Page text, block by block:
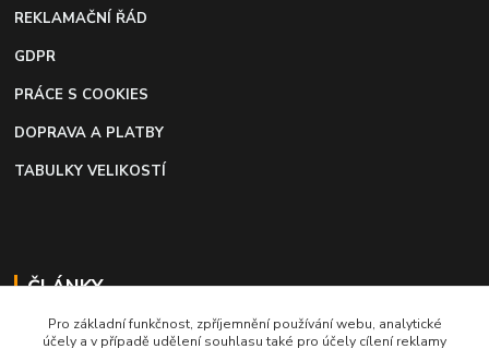
REKLAMAČNÍ ŘÁD
GDPR
PRÁCE S COOKIES
DOPRAVA A PLATBY
TABULKY VELIKOSTÍ
ČLÁNKY
Profi lepidlo na boty a kůži
Pro základní funkčnost, zpříjemnění používání webu, analytické
účely a v případě udělení souhlasu také pro účely cílení reklamy